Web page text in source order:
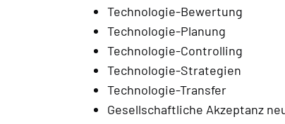
Technologie-Bewertung
Technologie-Planung
Technologie-Controlling
Technologie-Strategien
Technologie-Transfer
Gesellschaftliche Akzeptanz